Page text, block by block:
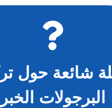
شائعة حول
البرجولات الخبر